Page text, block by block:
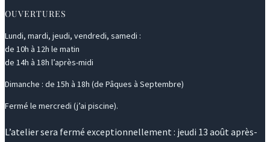
OUVERTURES
Lundi, mardi, jeudi, vendredi, samedi :
de 10h à 12h le matin
de 14h à 18h l’après-midi
Dimanche : de 15h à 18h (de Pâques à Septembre)
Fermé le mercredi (j’ai piscine).
L’atelier sera fermé exceptionnellement : jeudi 13 août après-